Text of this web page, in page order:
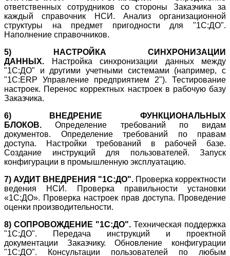
ответственных сотрудников со стороны Заказчика за
каждый справочник НСИ. Анализ организационной
структуры на предмет пригодности для "1С:ДО".
Наполнение справочников.
5) НАСТРОЙКА СИНХРОНИЗАЦИИ
ДАННЫХ.
Настройка синхронизации данных между
"1С:ДО" и другими учетными системами (например, с
"1С:ERP Управление предприятием 2"). Тестирование
настроек. Перенос корректных настроек в рабочую базу
Заказчика.
6) ВНЕДРЕНИЕ ФУНКЦИОНАЛЬНЫХ
БЛОКОВ. Определение требований по видам
документов. Определение требований по правам
доступа. Настройки требований в рабочей базе.
Создание инструкций для пользователей. Запуск
конфигурации в промышленную эксплуатацию.
7) АУДИТ ВНЕДРЕНИЯ "1С:ДО". Проверка корректности
ведения НСИ. Проверка правильности установки
«1С:ДО». Проверка настроек прав доступа. Проведение
оценки производительности.
8) СОПРОВОЖДЕНИЕ "1С:ДО". Техническая поддержка
"1С:ДО". Передача инструкций и проектной
документации Заказчику. Обновление конфигурации
"1С:ДО". Консультации пользователей по любым